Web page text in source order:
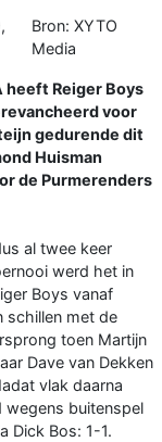
Bron: XYTO
Media
heeft Reiger Boys
voor
gedurende dit
Huisman
de Purmerenders
al twee keer
werd het in
Boys vanaf
schillen met de
toen Martijn
Dave van Dekken
vlak daarna
wegens buitenspel
Dick Bos: 1-1.